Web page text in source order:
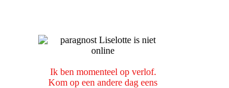
Ik ben momenteel op verlof.
Kom op een andere dag eens